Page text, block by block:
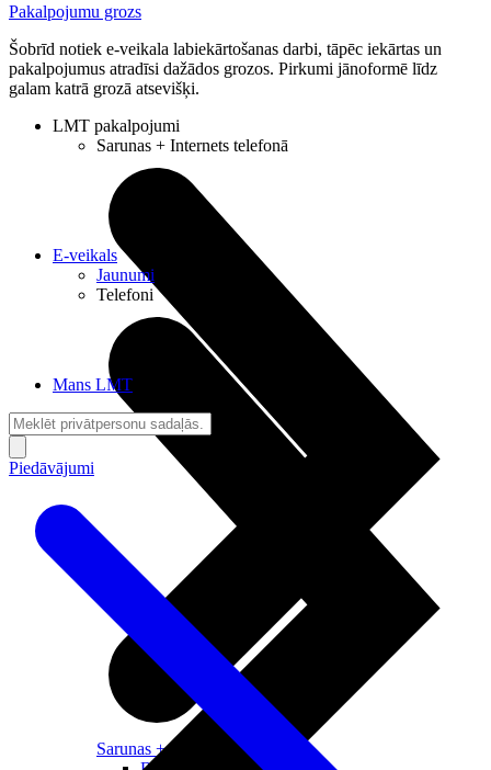
Pakalpojumu grozs
Šobrīd notiek e-veikala labiekārtošanas darbi, tāpēc iekārtas un
pakalpojumus atradīsi dažādos grozos. Pirkumi jānoformē līdz
galam katrā grozā atsevišķi.
LMT pakalpojumi
Sarunas + Internets telefonā
Sarunas + Internets
E-veikals
Jaunumi
Telefoni
Mans LMT
Piedāvājumi